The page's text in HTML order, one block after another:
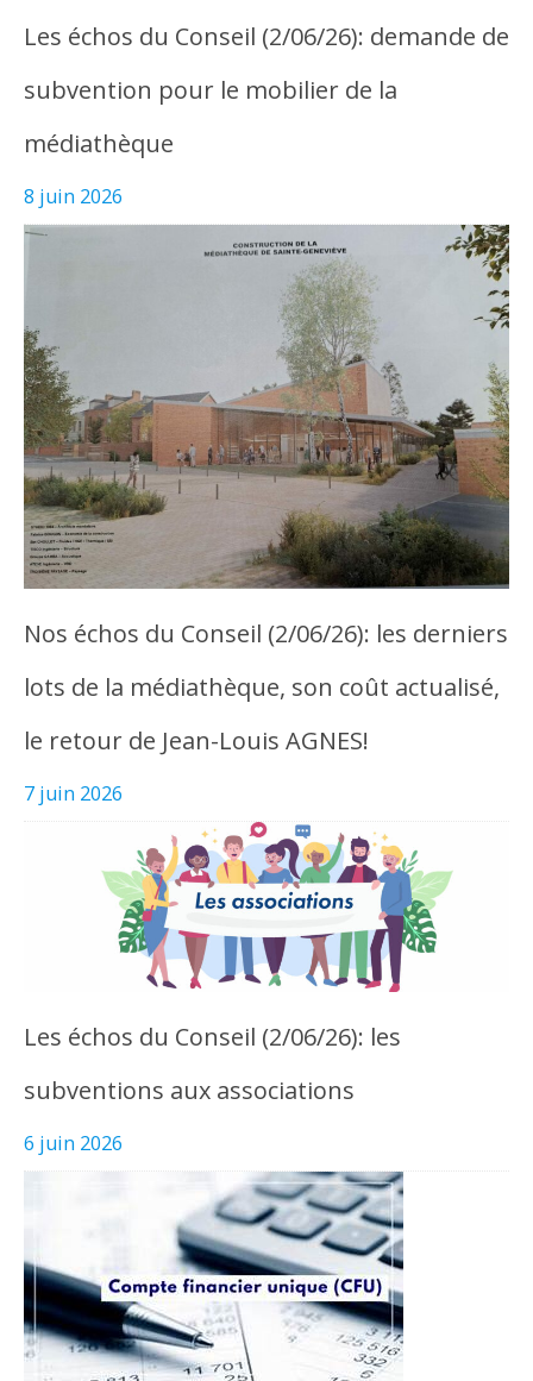
Les échos du Conseil (2/06/26): demande de
subvention pour le mobilier de la
médiathèque
8 juin 2026
Nos échos du Conseil (2/06/26): les derniers
lots de la médiathèque, son coût actualisé,
le retour de Jean-Louis AGNES!
7 juin 2026
Les échos du Conseil (2/06/26): les
subventions aux associations
6 juin 2026